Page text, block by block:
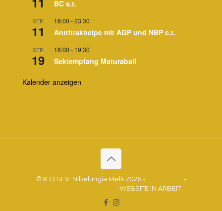
BC s.t.
SEP.
11
18:00 -23:30
Antrittskneipe mit AGP und NBP c.t.
SEP.
19
18:00 - 19:30
Sektempfang Maturaball
Kalender anzeigen
© K.Ö.St.V. Nibelungia Melk 2026 -
-
- WEBSITE IN ARBEIT